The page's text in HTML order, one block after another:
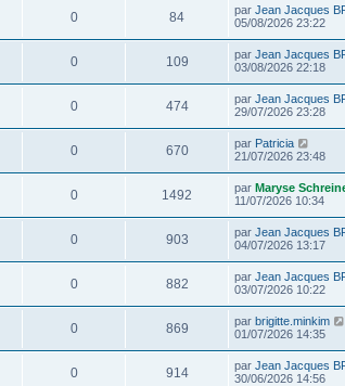
0 84 par Jean Jacques
05/08/2026 23:22
0 109 par Jean Jacques
03/08/2026 22:18
0 474 par Jean Jacques
29/07/2026 23:28
0 670 par Patricia
21/07/2026 23:48
0 1492 par Maryse
11/07/2026 10:34
0 903 par Jean Jacques
04/07/2026 13:17
0 882 par Jean Jacques
03/07/2026 10:22
0 869 par brigitte.minkim
01/07/2026 14:35
0 914 par Jean Jacques
30/06/2026 14:56